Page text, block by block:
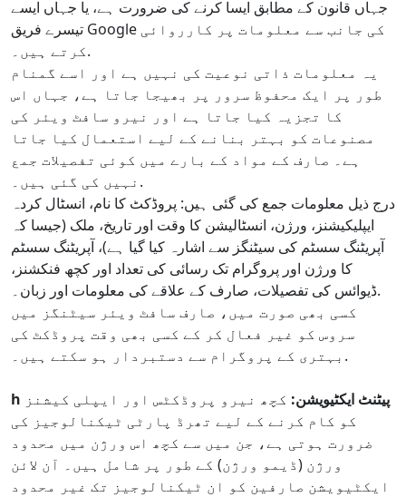
جہاں قانون کے مطابق ایسا کرنے کی ضرورت ہے، یا جہاں ایسے
تیسرے فریق Google کی جانب سے معلومات پر کارروائی
کرتے ہیں۔.
یہ معلومات ذاتی نوعیت کی نہیں ہے اور اسے گمنام
طور پر ایک محفوظ سرور پر بھیجا جاتا ہے، جہاں اس
کا تجزیہ کیا جاتا ہے اور نیرو سافٹ ویئر کی
مصنوعات کو بہتر بنانے کے لیے استعمال کیا جاتا
ہے۔ صارف کے مواد کے بارے میں کوئی تفصیلات جمع
نہیں کی گئی ہیں۔.
درج ذیل معلومات جمع کی گئی ہیں: پروڈکٹ کا نام، انسٹال کردہ
ایپلیکیشنز، ورژن، انسٹالیشن کا وقت اور تاریخ، ملک (جیسا کہ
آپریٹنگ سسٹم کی سیٹنگز سے اشارہ کیا گیا ہے)، آپریٹنگ سسٹم
کا ورژن اور پروگرام تک رسائی کی تعداد اور کچھ فنکشنز،
ڈیوائس کی تفصیلات، صارف کے علاقے کی معلومات اور زبان۔.
کسی بھی صورت میں، صارف سافٹ ویئر سیٹنگز میں
سروس کو غیر فعال کر کے کسی بھی وقت پروڈکٹ کی
بہتری کے پروگرام سے دستبردار ہو سکتے ہیں۔.
h پیٹنٹ ایکٹیویشن: کچھ نیرو پروڈکٹس اور ایپلی کیشنز
کو کام کرنے کے لیے تھرڈ پارٹی ٹیکنالوجیز کی
ضرورت ہوتی ہے، جن میں سے کچھ اس ورژن میں محدود
ورژن (ڈیمو ورژن) کے طور پر شامل ہیں۔ آن لائن
ایکٹیویشن صارفین کو ان ٹیکنالوجیز تک غیر محدود